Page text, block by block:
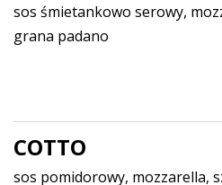
sos śmietankowo serowy,
grana padano
COTTO
sos pomidorowy, mozzarella,